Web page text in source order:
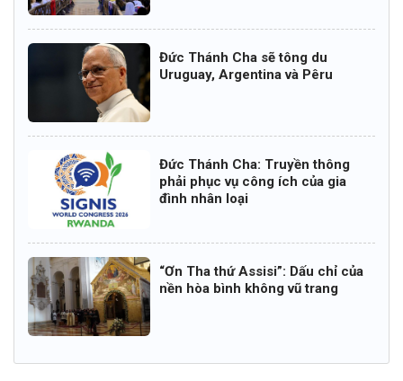
Đức Thánh Cha sẽ tông du
Uruguay, Argentina và Pêru
Đức Thánh Cha: Truyền thông
phải phục vụ công ích của gia
đình nhân loại
“Ơn Tha thứ Assisi”: Dấu chỉ của
nền hòa bình không vũ trang